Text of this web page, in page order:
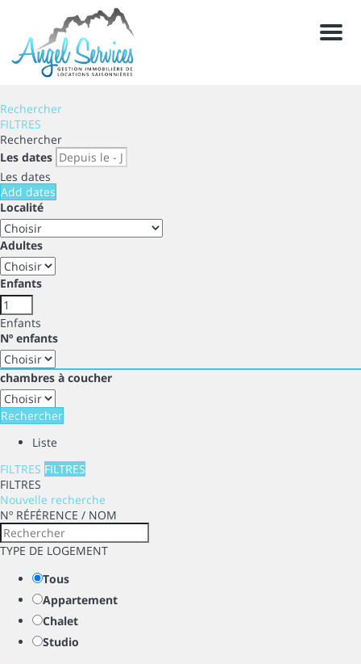
Menu
Rechercher
FILTRES
Rechercher
Les dates
Les dates
Add dates
Localité
Adultes
Enfants
Enfants
Nº enfants
chambres à coucher
Rechercher
Liste
FILTRES FILTRES
FILTRES
Nouvelle recherche
Nº RÉFÉRENCE / NOM
TYPE DE LOGEMENT
Tous
Appartement
Chalet
Studio